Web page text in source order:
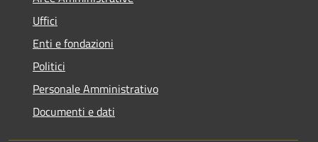
Uffici
Enti e fondazioni
Politici
Personale Amministrativo
Documenti e dati